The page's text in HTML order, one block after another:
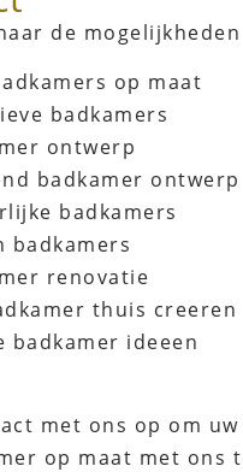
de
op maat
badkamers
ontwerp
badkamer ontwerp
badkamers
badkamers
renovatie
thuis creeren
badkamer ideeen
met ons op om
op maat met ons